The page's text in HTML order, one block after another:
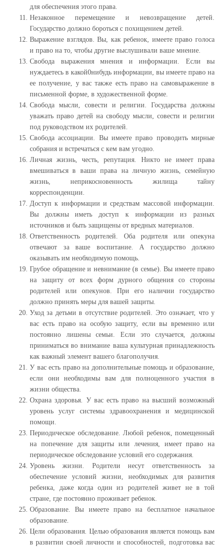
для обеспечения этого права.
Незаконное перемещение и невозвращение детей.
Государство должно бороться с похищением детей.
Выражение взглядов. Вы, как ребенок, имеете право голоса
и право на то, чтобы другие выслушивали ваше мнение.
Свобода выражения мнения и информации. Если вы
нуждаетесь в какой0нибудь информации, вы имеете право на
ее получение, у вас также есть право на самовыражение в
письменной форме, в художественной форме.
Свобода мысли, совести и религии. Государства должны
уважать право детей на свободу мысли, совести и религии
под руководством их родителей.
Свобода ассоциации. Вы имеете право проводить мирные
собрания и встречаться с кем вам угодно.
Личная жизнь, честь, репутация. Никто не имеет права
вмешиваться в ваши права на личную жизнь, семейную
жизнь, неприкосновенность жилища тайну
корреспонденции.
Доступ к информации и средствам массовой информации.
Вы должны иметь доступ к информации из разных
источников и быть защищены от вредных материалов.
Ответственность родителей. Оба родителя или опекуна
отвечают за ваше воспитание. А государство должно
оказывать им необходимую помощь.
Грубое обращение и невнимание (в семье). Вы имеете право
на защиту от всех форм дурного общения со стороны
родителей или опекунов. При его наличии государство
должно принять меры для вашей защиты.
Уход за детьми в отсутствие родителей. Это означает, что у
вас есть право на особую защиту, если вы временно или
постоянно лишены семьи. Если это случается, должны
приниматься во внимание ваша культурная принадлежность
как важный элемент вашего благополучия.
У вас есть право на дополнительные помощь и образование,
если они необходимы вам для полноценного участия в
жизни общества.
Охрана здоровья. У вас есть право на высший возможный
уровень услуг системы здравоохранения и медицинской
помощи.
Периодическое обследование. Любой ребенок, помещенный
на попечение для защиты или лечения, имеет право на
периодическое обследование условий его содержания.
Уровень жизни. Родители несут ответственность за
обеспечение условий жизни, необходимых для развития
ребенка, даже когда один из родителей живет не в той
стране, где постоянно проживает ребенок.
Образование. Вы имеете право на бесплатное начальное
образование.
Цели образования. Целью образования является помощь вам
в развитии своей личности и способностей, подготовка вас